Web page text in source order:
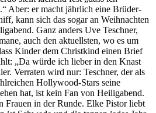
Aber: er macht jährlich eine Brüder-
kann sich das sogar an Weihnachten
Ganz anders Uve Teschner,
auch den aktuellsten, wo es um
Kinder dem Christkind einen Brief
„Da würde ich lieber in den Knast
Verraten wird nur: Teschner, der als
Hollywood-Stars seine
hat, ist kein Fan von Heiligabend.
Frauen in der Runde. Elke Pistor liebt